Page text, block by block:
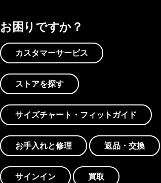
お困りですか？
カスタマーサービス
ストアを探す
サイズチャート・フィットガイド
お手入れと修理 返品・交換
サインイン 買取